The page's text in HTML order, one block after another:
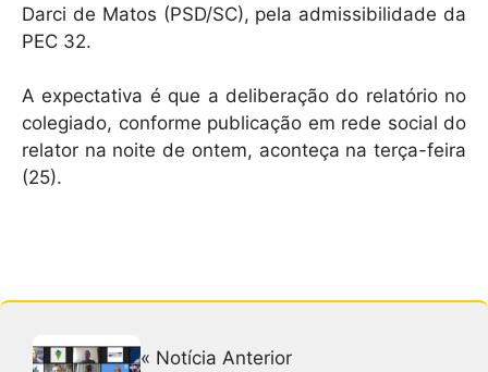
Darci de Matos (PSD/SC), pela admissibilidade da
PEC 32.
A expectativa é que a deliberação do relatório no
colegiado, conforme publicação em rede social do
relator na noite de ontem, aconteça na terça-feira
(25).
« Notícia Anterior